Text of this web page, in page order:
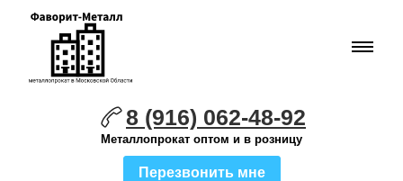
8 (916) 062-48-92
Металлопрокат оптом и в розницу
Перезвонить мне